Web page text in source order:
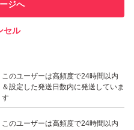
での取引実績があります
このユーザーは高頻度で24時間以内
＆設定した発送日数内に発送していま
す
このユーザーは高頻度で24時間以内
ジへ
セル